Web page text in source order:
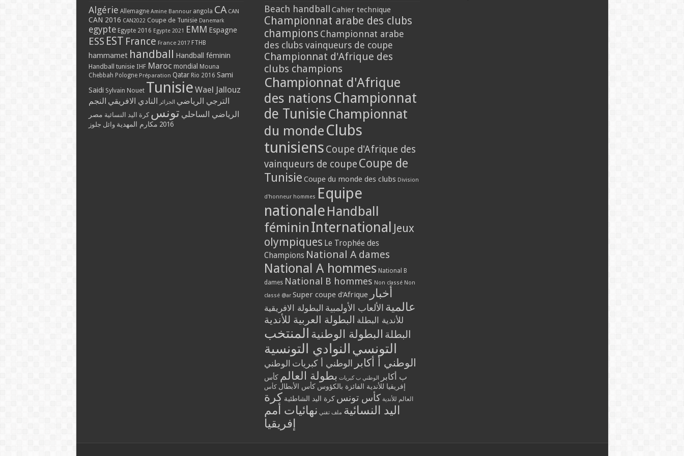
Algérie Allemagne Amine Bannour angola CA CAN
CAN 2016 CAN2022 Coupe de Tunisie Danemark
egypte Egypte 2016 Egypte 2021 EMM Espagne
ESS EST France France 2017 FTHB
hammamet handball Handball féminin
Handball tunisie IHF Maroc mondial Mouna
Chebbah Pologne Préparation Qatar Rio 2016 Sami
Saidi Sylvain Nouet Tunisie Wael Jallouz
الترجي الرياضي الجزائر النادي الافريقي النجم
الرياضي الساحلي تونس كرة اليد النسائية مصر
2016 مكارم المهدية وائل جلوز
Beach handball Cahier technique
Championnat arabe des clubs
champions Championnat arabe
des clubs vainqueurs de coupe
Championnat d'Afrique des
clubs champions
Championnat d'Afrique
des nations Championnat
de Tunisie Championnat
du monde Clubs
tunisiens Coupe d'Afrique des
vainqueurs de coupe Coupe de
Tunisie Coupe du monde des clubs Division
d'honneur hommes Equipe
nationale Handball
féminin International Jeux
olympiques Le Trophée des
Champions National A dames
National A hommes National B
dames National B hommes Non classé Non
classé @ar Super coupe d'Afrique أخبار
عالمية الألعاب الأولمبية البطولة الافريقية
للأندية البطلة البطولة العربية للأندية
البطلة البطولة الوطنية المنتخب
التونسي النوادي التونسية
الوطني أ أكابر الوطني أ كبريات الوطني
ب أكابر
الوطني ب كبريات بطولة العالم كأس
إفريقيا للأندية الفائزة بالكؤوس كأس الأبطال كأس
العالم للأندية كأس تونس كرة اليد الشاطئية كرة
اليد النسائية ملف تقني نهائيات أمم
إفريقيا